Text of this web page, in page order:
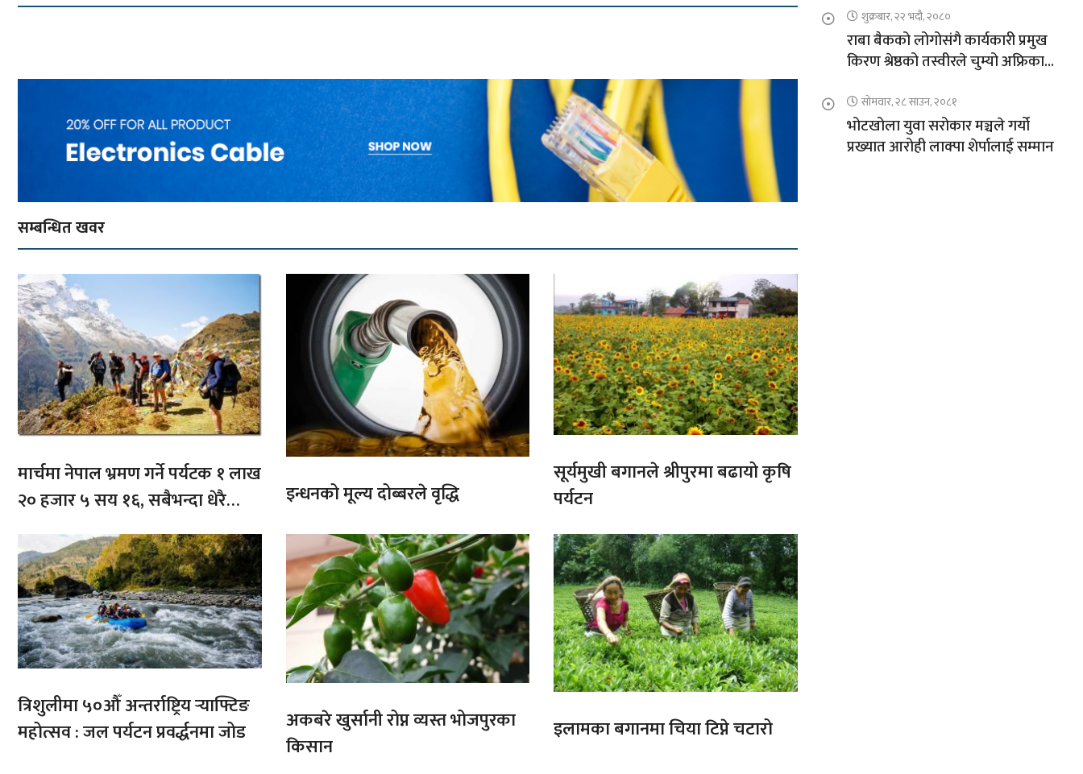
सम्बन्धित खवर
मार्चमा नेपाल भ्रमण गर्ने पर्यटक १ लाख
२० हजार ५ सय १६, सबैभन्दा धेरै
भारतबाट
इन्धनको मूल्य दोब्बरले वृद्धि
सूर्यमुखी बगानले श्रीपुरमा बढायो कृषि
पर्यटन
त्रिशुलीमा ५०औँ अन्तर्राष्ट्रिय र्‍याफ्टिङ
महोत्सव : जल पर्यटन प्रवर्द्धनमा जोड
अकबरे खुर्सानी रोप्न व्यस्त भोजपुरका
किसान
इलामका बगानमा चिया टिप्ने चटारो
शुक्रबार, २२ भदौ, २०८०
राबा बैकको लोगोसंगै कार्यकारी प्रमुख
किरण श्रेष्ठको तस्वीरले चुम्यो अफ्रिकाको
सोमवार, २८ साउन, २०८१
भोटखोला युवा सरोकार मञ्चले गर्यो
प्रख्यात आरोही लाक्पा शेर्पालाई सम्मान